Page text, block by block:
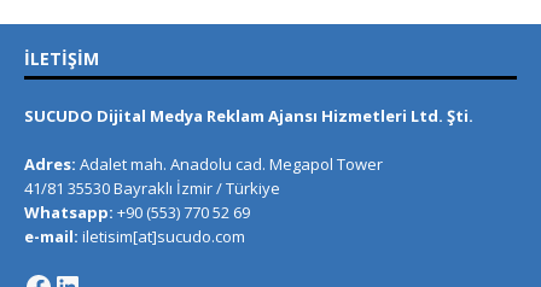
İLETIŞIM
SUCUDO Dijital Medya Reklam Ajansı Hizmetleri Ltd. Şti.
Adres: Adalet mah. Anadolu cad. Megapol Tower
41/81 35530 Bayraklı İzmir / Türkiye
Whatsapp: +90 (553) 770 52 69
e-mail: iletisim[at]sucudo.com